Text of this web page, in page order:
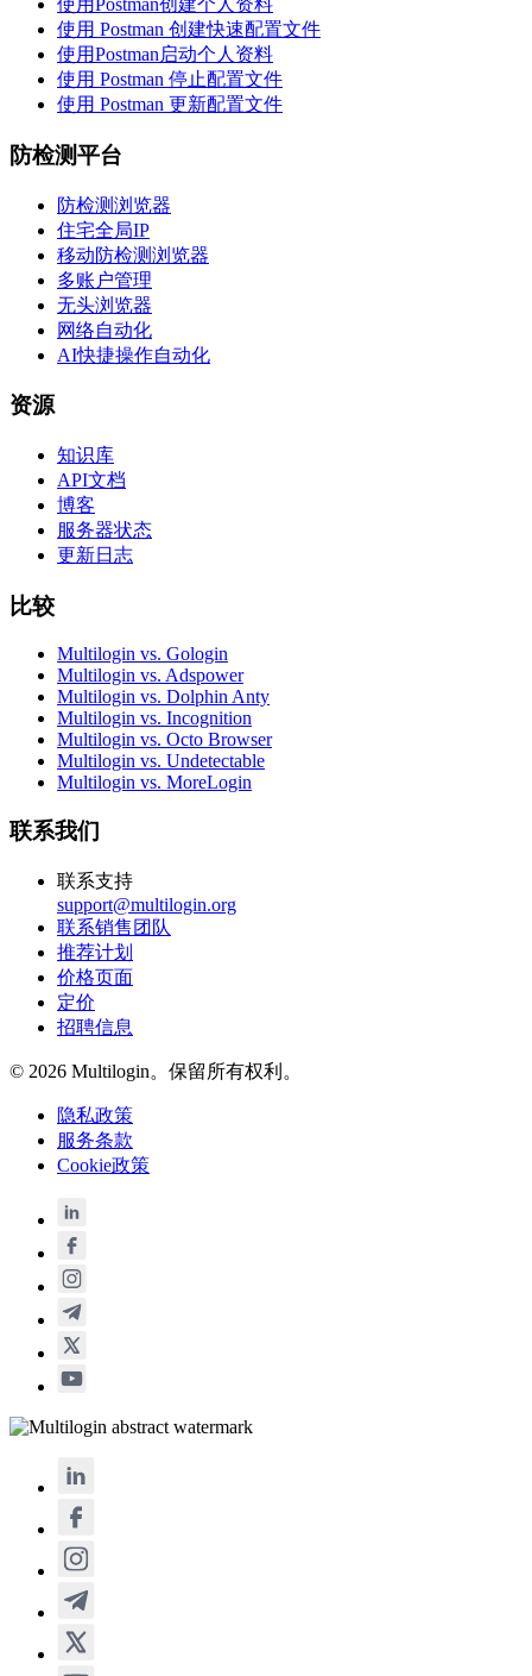
使用Postman创建个人资料
使用 Postman 创建快速配置文件
使用Postman启动个人资料
使用 Postman 停止配置文件
使用 Postman 更新配置文件
防检测平台
防检测浏览器
住宅全局IP
移动防检测浏览器
多账户管理
无头浏览器
网络自动化
AI快捷操作自动化
资源
知识库
API文档
博客
服务器状态
更新日志
比较
Multilogin vs. Gologin
Multilogin vs. Adspower
Multilogin vs. Dolphin Anty
Multilogin vs. Incognition
Multilogin vs. Octo Browser
Multilogin vs. Undetectable
Multilogin vs. MoreLogin
联系我们
联系支持
support@multilogin.org
联系销售团队
推荐计划
价格页面
定价
招聘信息
© 2026 Multilogin。保留所有权利。
隐私政策
服务条款
Cookie政策